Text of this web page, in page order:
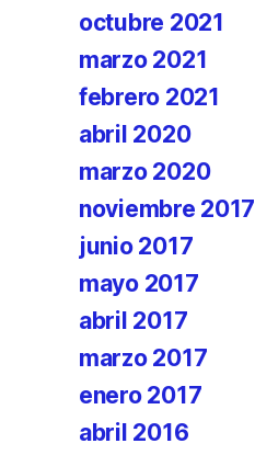
octubre 2021
marzo 2021
febrero 2021
abril 2020
marzo 2020
noviembre 2017
junio 2017
mayo 2017
abril 2017
marzo 2017
enero 2017
abril 2016